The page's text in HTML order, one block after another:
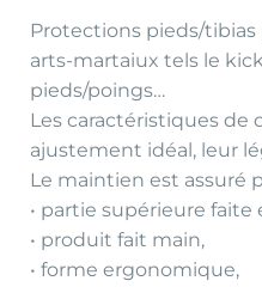
Protections pieds/
arts-martaiux tels le
pieds/poings…
Les caractéristiques de
ajustement idéal, leur
Le maintien est assuré
• partie supérieure faite
• produit fait main,
• forme ergonomique,